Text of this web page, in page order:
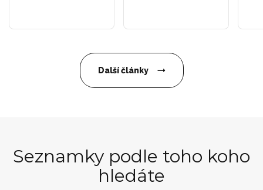
Další články
Seznamky podle toho koho
hledáte